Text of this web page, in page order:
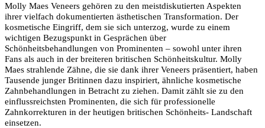
Molly Maes Veneers gehören zu den meistdiskutierten Aspekten
ihrer vielfach dokumentierten ästhetischen Transformation. Der
kosmetische Eingriff, dem sie sich unterzog, wurde zu einem
wichtigen Bezugspunkt in Gesprächen über
Schönheitsbehandlungen von Prominenten – sowohl unter ihren
Fans als auch in der breiteren britischen Schönheitskultur. Molly
Maes strahlende Zähne, die sie dank ihrer Veneers präsentiert, haben
Tausende junger Britinnen dazu inspiriert, ähnliche kosmetische
Zahnbehandlungen in Betracht zu ziehen. Damit zählt sie zu den
einflussreichsten Prominenten, die sich für professionelle
Zahnkorrekturen in der heutigen britischen Schönheits- Landschaft
einsetzen.